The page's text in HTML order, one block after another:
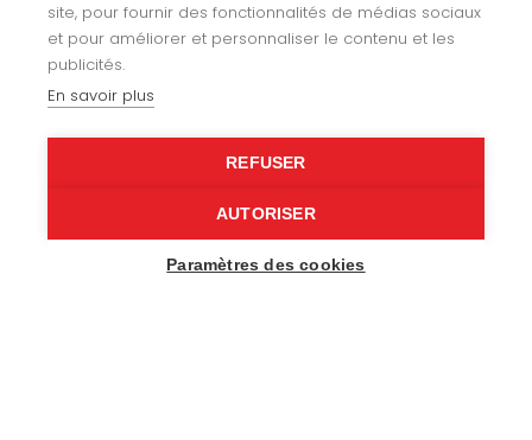
Loisirs
Notre histoire
Recrutement
site, pour fournir des fonctionnalités de médias sociaux
et pour améliorer et personnaliser le contenu et les
publicités.
En savoir plus
REFUSER
AUTORISER
Paramètres des cookies